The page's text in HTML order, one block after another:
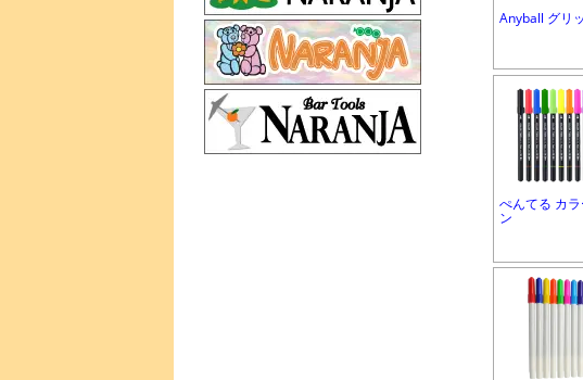
Anyball グリ
ぺんてる カ
ン